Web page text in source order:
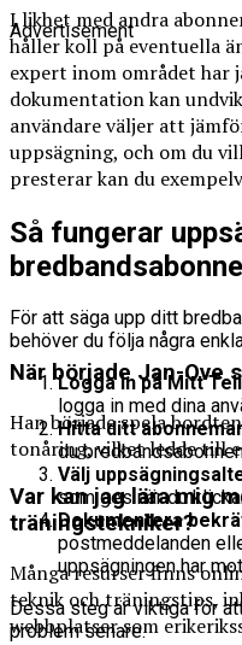
Advertisement
När började Jan-Ove
Han började spela
tonåring, vilket ledde till
Var kan jag lära mig
träningstekniker?
Många resurser finns
teknik och träningstips,
webbplatser som
I likhet med andra
håller koll på eventuella
expert inom området har
dokumentation kan
användare väljer att
uppsägning, och om du
presterar kan du
Så fungerar
För att säga upp ditt
behöver du följa några
Logga in på Mitt
logga in med dina
Hitta ditt
du
Välj
som ges när du
Dokumentera
postmeddelanden
uppsägningen har
Dessa steg är viktiga för
problem senare.